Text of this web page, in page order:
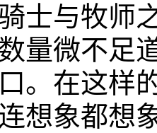
士与牧师
量微不足
。在这样
想象都想